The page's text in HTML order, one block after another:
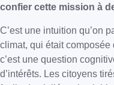
confier cette mission à
C’est une intuition qu’on
climat, qui était
c’est une question
d’intérêts. Les citoyens